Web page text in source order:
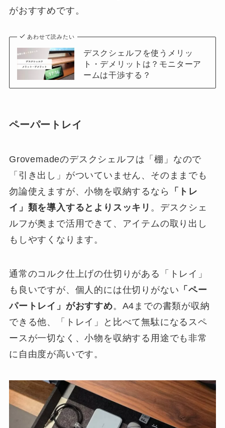
がおすすめです。
あわせて読みたい
デスクシェルフを使うメリッ
ト・デメリットは？モニターア
ームは干渉する？
ペーパートレイ
Grovemadeのデスクシェルフは「棚」なので
「引き出し」がついていません、そのままでも
勿論使えますが、小物を収納するなら
「トレ
イ」類を導入するとよりスッキリ 。デスクシェ
ルフが奥まで活用できて、アイテムの取り出し
もしやすくなります。
通常のコルク仕上げの仕切りがある「トレイ」
も良いですが、個人的には仕切りがない 「ペー
パートレイ」がおすすめ。A4までの書類が収納
できる他、「トレイ」と比べて無駄になるスペ
ースが一切なく、小物を収納する用途でも非常
に自由度が高いです。